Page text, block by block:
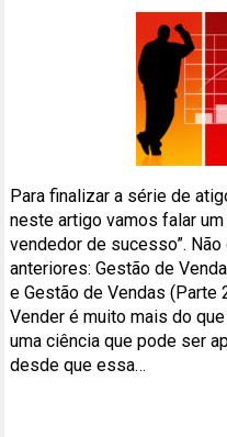
Para finalizar a série de
neste artigo vamos falar
vendedor de sucesso”.
anteriores: Gestão de
e Gestão de Vendas (Parte
Vender é muito mais do
uma ciência que pode ser
desde que essa…